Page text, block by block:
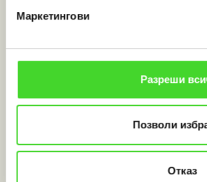
Маркетингови
Разреши
Позволи
Отказ
“destination”:{
"contactNumber": "+3598XXXXXXXX”,